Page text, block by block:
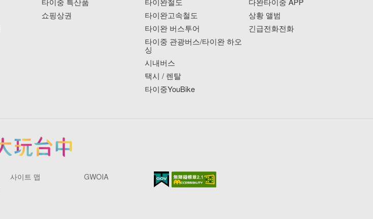
쇼핑상권
타이완고속철도
타이완 버스투어
타이중 관광버스/타이완 하오
싱
시내버스
택시 / 렌탈
타이중YouBike
상황 앨범
긴급전화전화
사이트 맵 GWOIA